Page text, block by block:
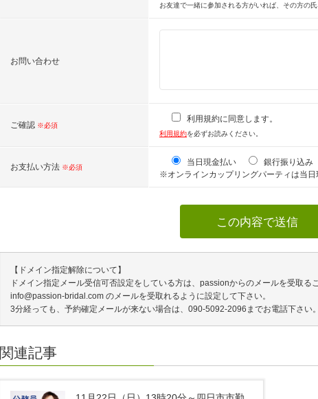
お友達で一緒に参加される方がいれば、その方の
お問い合わせ
ご確認 ※必須
利用規約に同意します。
利用規約を必ずお読みください。
お支払い方法 ※必須
当日現金払い
銀行振り込み
※オンラインカップリングパーティは当日
【ドメイン指定解除について】
ドメイン指定メール受信可否設定をしている方は、passionからのメールを受取る
info@passion-bridal.com のメールを受取れるように設定して下さい。
3分経っても、予約確定メールが来ない場合は、090-5092-2096までお電話下さい
関連記事